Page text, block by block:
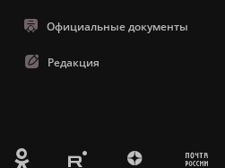
Официальные документы
Редакция
O E Z m